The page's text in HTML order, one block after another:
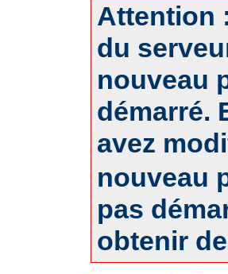
Attention
du
nouveau
démarré.
avez
nouveau
pas
obtenir